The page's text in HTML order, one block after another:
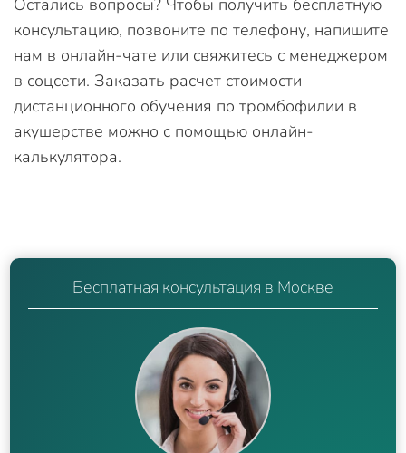
Остались вопросы? Чтобы получить бесплатную
консультацию, позвоните по телефону, напишите
нам в онлайн-чате или свяжитесь с менеджером
в соцсети. Заказать расчет стоимости
дистанционного обучения по тромбофилии в
акушерстве можно с помощью онлайн-
калькулятора.
Бесплатная консультация в Москве